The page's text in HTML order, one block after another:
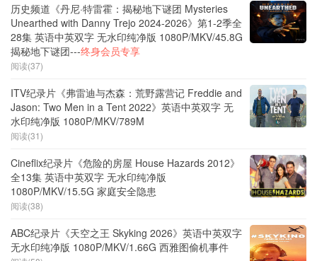
历史频道《丹尼·特雷霍：揭秘地下谜团 Mysteries
Unearthed with Danny Trejo 2024-2026》第1-2季全
28集 英语中英双字 无水印纯净版 1080P/MKV/45.8G
揭秘地下谜团---终身会员专享
阅读(37)
ITV纪录片《弗雷迪与杰森：荒野露营记 Freddie and
Jason: Two Men in a Tent 2022》英语中英双字 无
水印纯净版 1080P/MKV/789M
阅读(31)
Cineflix纪录片《危险的房屋 House Hazards 2012》
全13集 英语中英双字 无水印纯净版
1080P/MKV/15.5G 家庭安全隐患
阅读(38)
ABC纪录片《天空之王 Skyking 2026》英语中英双字
无水印纯净版 1080P/MKV/1.66G 西雅图偷机事件